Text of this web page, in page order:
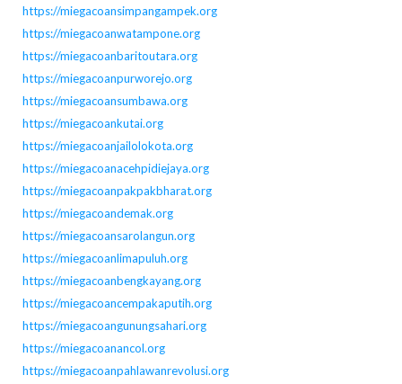
https://miegacoansimpangampek.org
https://miegacoanwatampone.org
https://miegacoanbaritoutara.org
https://miegacoanpurworejo.org
https://miegacoansumbawa.org
https://miegacoankutai.org
https://miegacoanjailolokota.org
https://miegacoanacehpidiejaya.org
https://miegacoanpakpakbharat.org
https://miegacoandemak.org
https://miegacoansarolangun.org
https://miegacoanlimapuluh.org
https://miegacoanbengkayang.org
https://miegacoancempakaputih.org
https://miegacoangunungsahari.org
https://miegacoanancol.org
https://miegacoanpahlawanrevolusi.org